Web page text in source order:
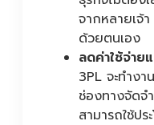
จากหลายเจ้
ด้วยตนเอง
ลดค่าใช้จ่าย
3PL จะทำงา
ช่องทางจัดจ
สามารถใช้ป